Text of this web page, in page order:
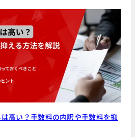
高い？手数料の内訳や手数料を抑